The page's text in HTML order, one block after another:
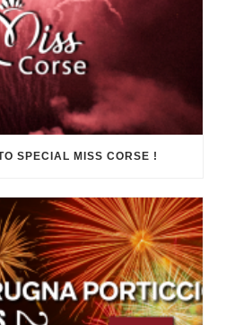
SPECIAL MISS CORSE !